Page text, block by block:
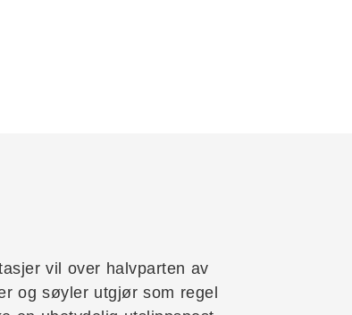
vil over halvparten av
og søyler utgjør som regel